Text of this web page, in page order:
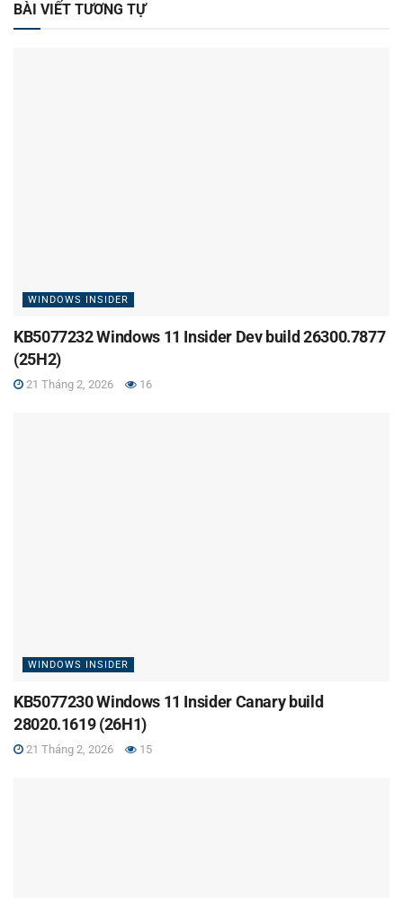
BÀI VIẾT TƯƠNG TỰ
WINDOWS INSIDER
KB5077232 Windows 11 Insider Dev build 26300.7877
(25H2)
21 Tháng 2, 2026 16
WINDOWS INSIDER
KB5077230 Windows 11 Insider Canary build
28020.1619 (26H1)
21 Tháng 2, 2026 15